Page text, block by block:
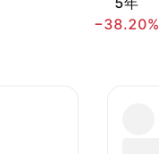
−38.20%